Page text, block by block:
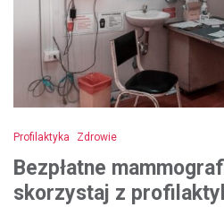
Profilaktyka Zdrowie
Bezpłatne
skorzystaj z